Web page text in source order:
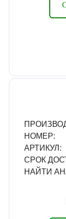
НОМЕР:
АРТИКУЛ:
СРОК
НАЙТИ